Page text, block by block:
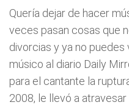
Quería dejar de hacer
veces pasan cosas que
divorcias y ya no puedes
músico al diario Daily
para el cantante la
2008, le llevó a